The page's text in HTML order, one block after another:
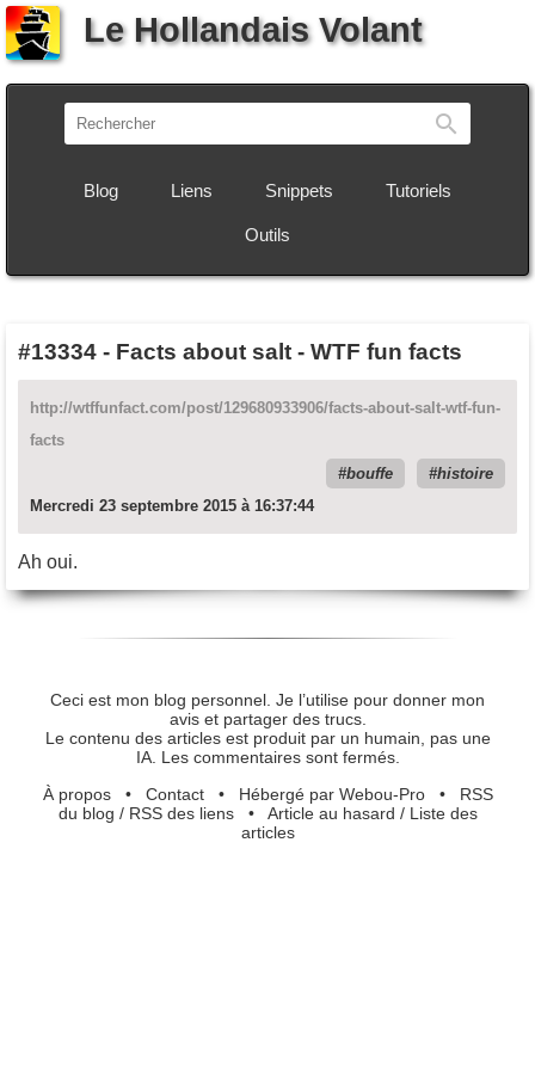
Le Hollandais Volant
Blog Liens Snippets Tutoriels
Outils
#13334 - Facts about salt - WTF fun facts
http://wtffunfact.com/post/129680933906/facts-about-salt-wtf-fun-
facts
bouffe
histoire
Mercredi 23 septembre 2015 à 16:37:44
Ah oui.
Ceci est mon blog personnel. Je l’utilise pour donner mon
avis et partager des trucs.
Le contenu des articles est produit par un humain, pas une
IA. Les commentaires sont fermés.
À propos• Contact• Hébergé par Webou-Pro• RSS
du blog / RSS des liens• Article au hasard / Liste des
articles